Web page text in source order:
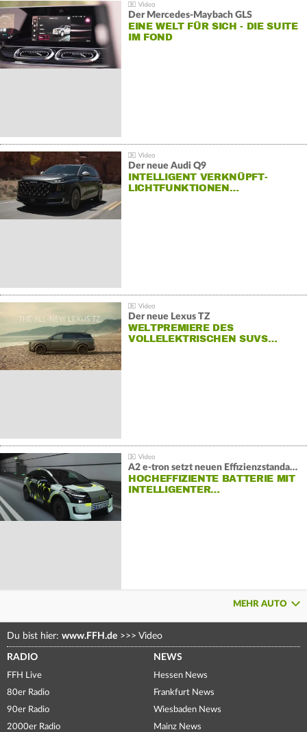
Der Mercedes‑Maybach GLS
EINE WELT FÜR SICH - DIE SUITE
IM FOND
Der neue Audi Q9
INTELLIGENT VERKNÜPFT-
LICHTFUNKTIONEN…
Der neue Lexus TZ
WELTPREMIERE DES
VOLLELEKTRISCHEN SUVS…
A2 e-tron setzt neuen Effizienzstandard bei Audi
HOCHEFFIZIENTE BATTERIE MIT
INTELLIGENTER…
MEHR AUTO
Du bist hier: www.FFH.de >>> Video
RADIO
FFH Live
80er Radio
90er Radio
2000er Radio
NEWS
Hessen News
Frankfurt News
Wiesbaden News
Mainz News